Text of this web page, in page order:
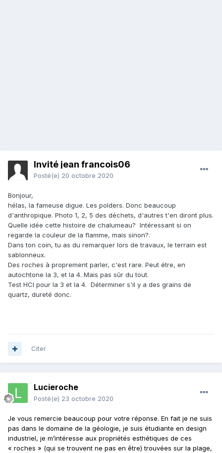
Invité jean francois06
Posté(e) 20 octobre 2020
Bonjour,
hélas, la fameuse digue. Les polders. Donc beaucoup
d'anthropique. Photo 1, 2, 5 des déchets, d'autres t'en diront plus.
Quelle idée cette histoire de chalumeau? Intéressant si on
regarde la couleur de la flamme, mais sinon?.
Dans ton coin, tu as du remarquer lors de travaux, le terrain est
sablonneux.
Des roches à proprement parler, c'est rare. Peut étre, en
autochtone la 3, et la 4. Mais pas sûr du tout.
Test HCl pour la 3 et la 4. Déterminer s'il y a des grains de
quartz, dureté donc.
Citer
Lucieroche
Posté(e) 23 octobre 2020
Je vous remercie beaucoup pour votre réponse. En fait je ne suis
pas dans le domaine de la géologie, je suis étudiante en design
industriel, je m’intéresse aux propriétés esthétiques de ces
« roches » (qui se trouvent ne pas en être) trouvées sur la plage,